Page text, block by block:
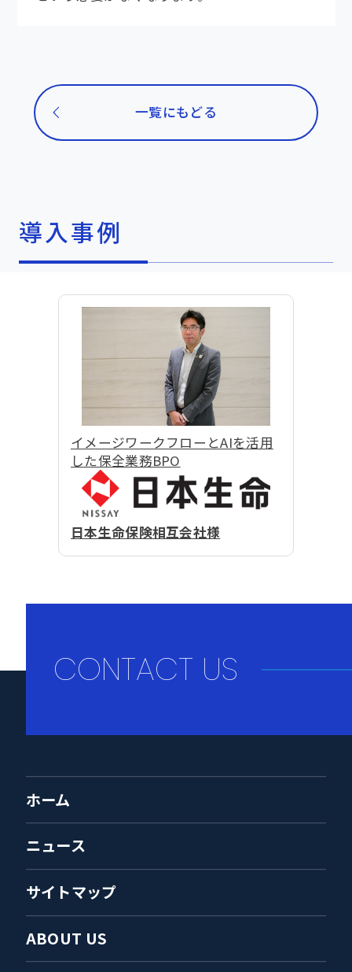
一覧にもどる
導入事例
イメージワークフローとAIを活用
した保全業務BPO
日本生命保険相互会社様
CONTACT US
ABOUT US
ホーム
ニュース
サイトマップ